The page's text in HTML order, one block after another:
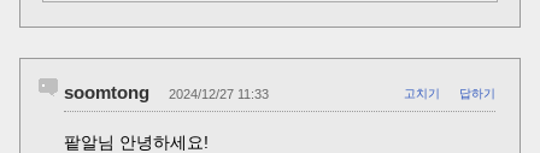
soomtong 2024/12/27 11:33 고치기 답하기
팥알님 안녕하세요!